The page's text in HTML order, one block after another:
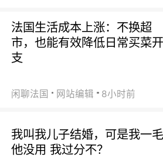
法国生活成本上涨：不换超
市，也能有效降低日常买菜开
支
闲聊法国 网站编辑 8小时前
我叫我儿子结婚，可是我一
他没用 我过分不？